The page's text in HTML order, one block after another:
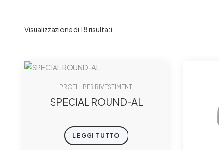
Visualizzazione di 18 risultati
PROFILI PER RIVESTIMENTI
SPECIAL ROUND-AL
LEGGI TUTTO